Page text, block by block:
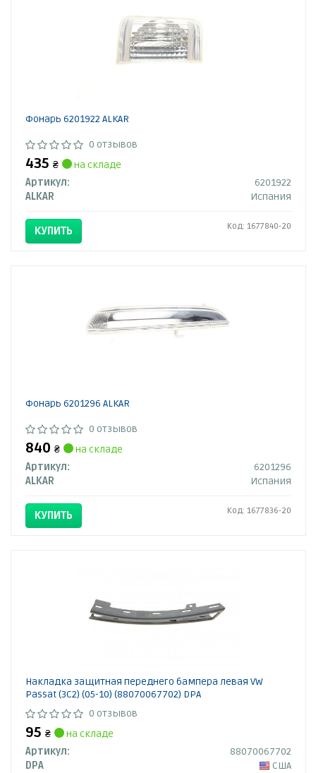
Фонарь 6201922 ALKAR
0 отзывов
435 ₴
на складе
Артикул:
6201922
ALKAR
Испания
КУПИТЬ Код: 1677840-20
Фонарь 6201296 ALKAR
0 отзывов
840 ₴
на складе
Артикул:
6201296
ALKAR
Испания
КУПИТЬ Код: 1677836-20
Накладка защитная переднего бампера левая VW
Passat (3C2) (05-10) (88070067702) DPA
0 отзывов
95 ₴
на складе
Артикул:
88070067702
DPA
США